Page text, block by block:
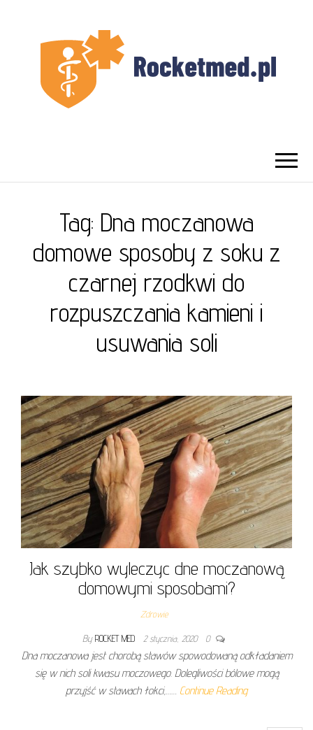
WARSZAWA
Tag: Dna moczanowa
domowe sposoby z soku z
czarnej rzodkwi do
rozpuszczania kamieni i
usuwania soli
Jak szybko wyleczyc dne moczanową
domowymi sposobami?
Zdrowie
By ROCKET MED 2 stycznia, 2020 0
Dna moczanowa jest chorobą stawów spowodowaną odkładaniem
się w nich soli kwasu moczowego. Dolegliwości bólowe mogą
przyjść w stawach łokci,…… Continue Reading